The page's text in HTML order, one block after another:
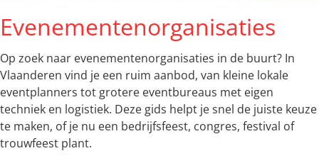
Evenementenorganisaties
Op zoek naar evenementenorganisaties in de buurt? In
Vlaanderen vind je een ruim aanbod, van kleine lokale
eventplanners tot grotere eventbureaus met eigen
techniek en logistiek. Deze gids helpt je snel de juiste keuze
te maken, of je nu een bedrijfsfeest, congres, festival of
trouwfeest plant.